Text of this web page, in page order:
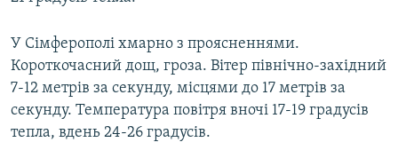
У Сімферополі хмарно з проясненнями.
Короткочасний дощ, гроза. Вітер північно-західний
7-12 метрів за секунду, місцями до 17 метрів за
секунду. Температура повітря вночі 17-19 градусів
тепла, вдень 24-26 градусів.